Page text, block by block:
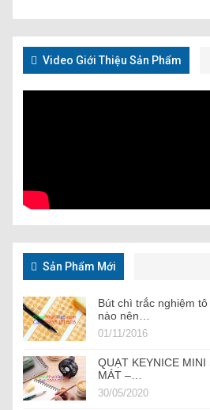
Video Giới Thiệu Sản Phẩm
Sản Phẩm Mới
Bút chì trắc nghiệm
nào nên…
01/11/2016
QUẠT KEYNICE
MÁT –…
30/05/2020